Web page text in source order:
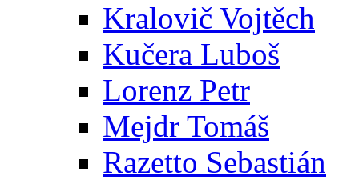
Kralovič Vojtěch
Kučera Luboš
Lorenz Petr
Mejdr Tomáš
Razetto Sebastián